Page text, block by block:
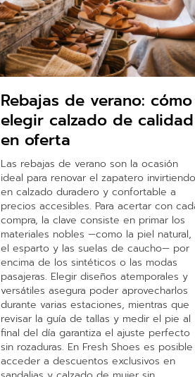
Rebajas de verano: cómo
elegir calzado de calidad
en oferta
Las rebajas de verano son la ocasión
ideal para renovar el zapatero invirtiendo
en calzado duradero y confortable a
precios accesibles. Para acertar con
compra, la clave consiste en primar los
materiales nobles —como la piel natural,
el esparto y las suelas de caucho— por
encima de los sintéticos o las modas
pasajeras. Elegir diseños atemporales y
versátiles asegura poder aprovecharlos
durante varias estaciones, mientras que
revisar la guía de tallas y medir el pie al
final del día garantiza el ajuste perfecto
sin rozaduras. En Fresh Shoes es posible
acceder a descuentos exclusivos en